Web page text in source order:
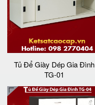
Tủ Để Giày Dép Gia Đình
TG-01